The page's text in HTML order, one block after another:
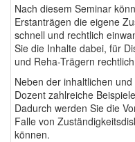
Nach diesem Seminar
Erstanträgen die eigene
schnell und rechtlich
Sie die Inhalte dabei, für
und Reha-Trägern
Neben der inhaltlichen
Dozent zahlreiche
Dadurch werden Sie die
Falle von
können.